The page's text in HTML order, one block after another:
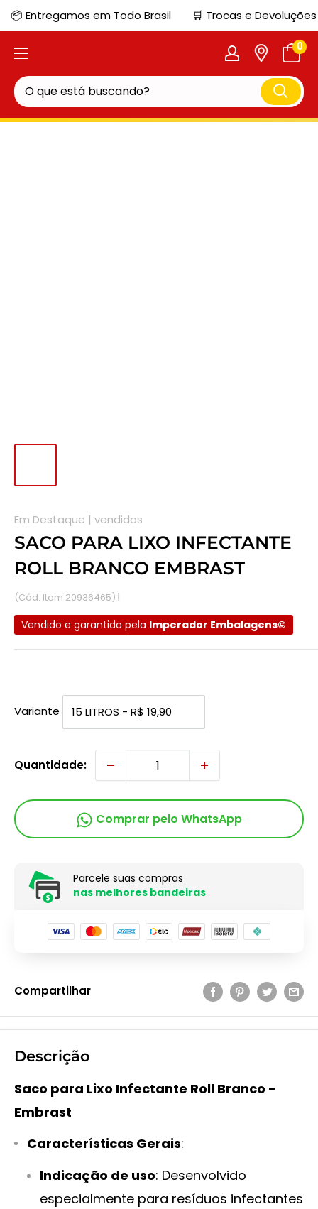
📦 Entregamos em Todo Brasil 🛒 Trocas e
0
Em Destaque | vendidos
SACO PARA LIXO INFECTANTE
ROLL BRANCO EMBRAST
(Cód. Item 20936465) |
Vendido e garantido pela Imperador Embalagens©
Variante
Quantidade:
Comprar pelo WhatsApp
Parcele suas compras
nas melhores bandeiras
Compartilhar
Descrição
Saco para Lixo Infectante Roll Branco -
Embrast
Características Gerais:
Indicação de uso: Desenvolvido
especialmente para resíduos infectantes